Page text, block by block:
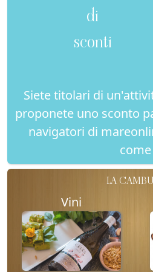
di
sconti
Siete titolari di
proponete uno sconto
navigatori di
come
LA
Vini